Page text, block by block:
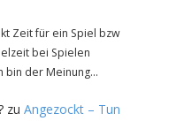
Zeit für ein Spiel bzw
bei Spielen
bin der Meinung…
zu Angezockt – Tun